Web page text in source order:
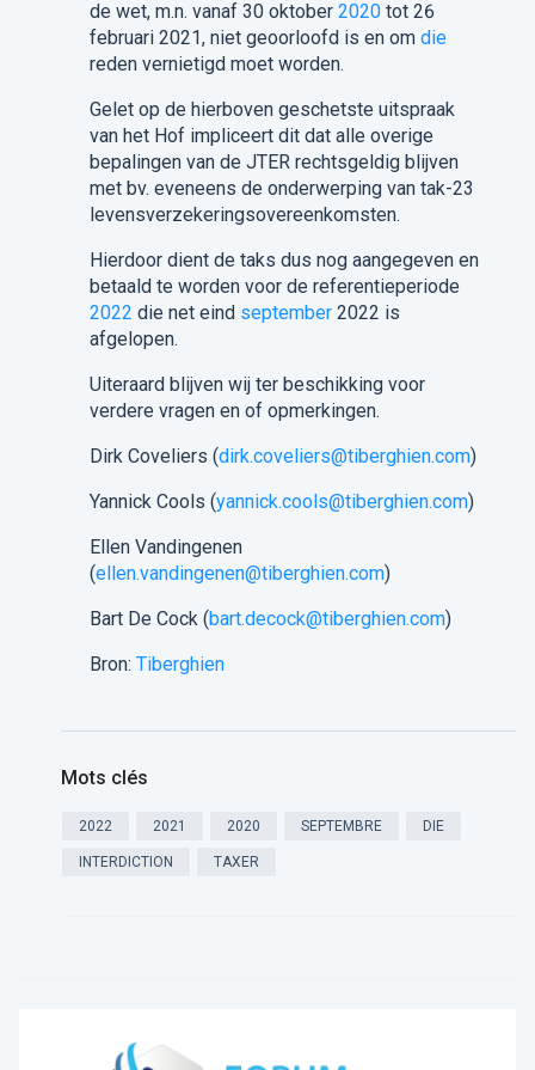
de wet, m.n. vanaf 30 oktober 2020tot 26
februari 2021, niet geoorloofd is en om die
reden vernietigd moet worden.
Gelet op de hierboven geschetste uitspraak
van het Hof impliceert dit dat alle overige
bepalingen van de JTER rechtsgeldig blijven
met bv. eveneens de onderwerping van tak-23
levensverzekeringsovereenkomsten.
Hierdoor dient de taks dus nog aangegeven en
betaald te worden voor de referentieperiode
2022 die net eind september2022 is
afgelopen.
Uiteraard blijven wij ter beschikking voor
verdere vragen en of opmerkingen.
Dirk Coveliers (dirk.coveliers@tiberghien.com)
Yannick Cools (yannick.cools@tiberghien.com)
Ellen Vandingenen
(ellen.vandingenen@tiberghien.com)
Bart De Cock (bart.decock@tiberghien.com)
Bron: Tiberghien
Mots clés
2022 2021 2020 SEPTEMBRE DIE
INTERDICTION TAXER